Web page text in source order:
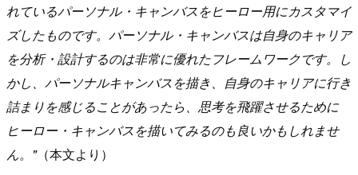
れているパーソナル・キャンバスをヒーロー用にカスタマイ
ズしたものです。パーソナル・キャンバスは自身のキャリア
を分析・設計するのは非常に優れたフレームワークです。し
かし、パーソナルキャンバスを描き、自身のキャリアに行き
詰まりを感じることがあったら、思考を飛躍させるために
ヒーロー・キャンバスを描いてみるのも良いかもしれませ
ん。"（本文より）